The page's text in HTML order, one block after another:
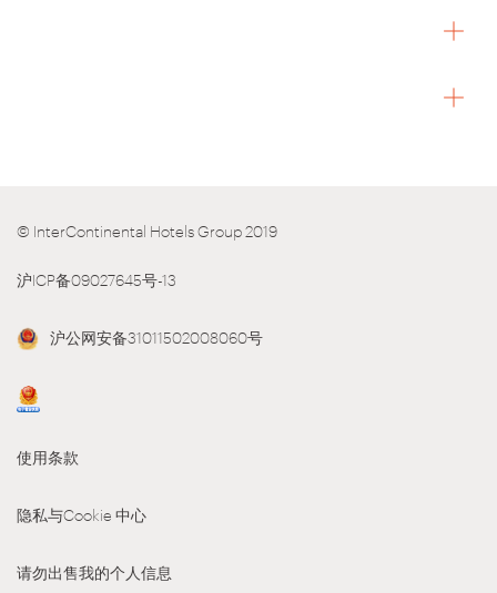
© InterContinental Hotels Group 2019
沪ICP备09027645号-13
沪公网安备31011502008060号
使用条款
隐私与Cookie 中心
请勿出售我的个人信息